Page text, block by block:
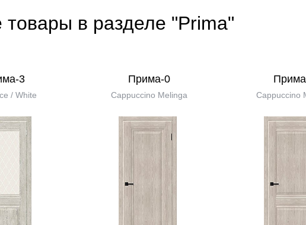
товары в разделе "Prima"
3
/ White
Прима-0
Cappuccino Melinga Cappuccino